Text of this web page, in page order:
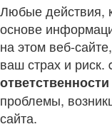
Любые действия,
основе
на этом веб-
ваш страх и риск.
ответственности
проблемы,
сайта.